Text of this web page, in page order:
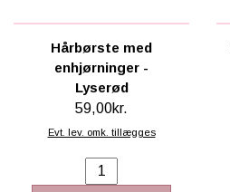
Hårbørste med
enhjørninger -
Lyserød
59,00kr.
Evt. lev. omk. tillægges